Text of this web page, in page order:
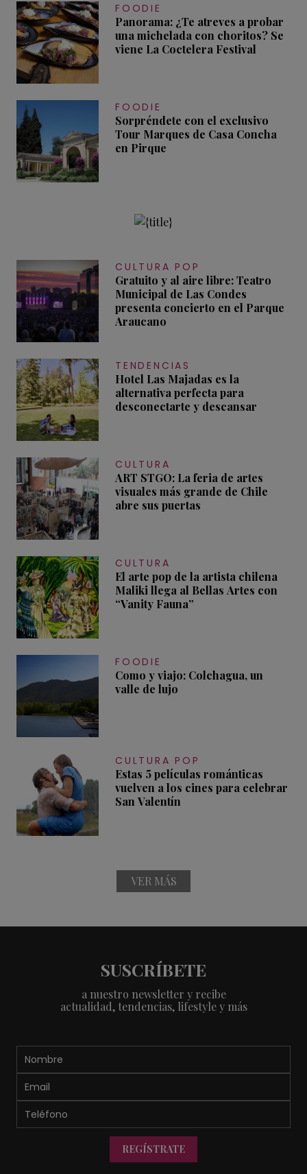
FOODIE
Panorama: ¿Te atreves a probar
una michelada con choritos? Se
viene La Coctelera Festival
FOODIE
Sorpréndete con el exclusivo
Tour Marques de Casa Concha
en Pirque
CULTURA POP
Gratuito y al aire libre: Teatro
Municipal de Las Condes
presenta concierto en el Parque
Araucano
TENDENCIAS
Hotel Las Majadas es la
alternativa perfecta para
desconectarte y descansar
CULTURA
ART STGO: La feria de artes
visuales más grande de Chile
abre sus puertas
CULTURA
El arte pop de la artista chilena
Maliki llega al Bellas Artes con
“Vanity Fauna”
FOODIE
Como y viajo: Colchagua, un
valle de lujo
CULTURA POP
Estas 5 películas románticas
vuelven a los cines para celebrar
San Valentín
VER MÁS
SUSCRÍBETE
a nuestro newsletter y recibe
actualidad, tendencias, lifestyle y más
REGÍSTRATE